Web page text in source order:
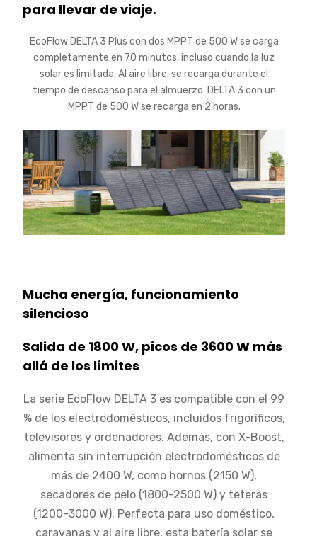
para llevar de viaje.
EcoFlow DELTA 3 Plus con dos MPPT de 500 W se carga
completamente en 70 minutos, incluso cuando la luz
solar es limitada. Al aire libre, se recarga durante el
tiempo de descanso para el almuerzo. DELTA 3 con un
MPPT de 500 W se recarga en 2 horas.
Mucha energía, funcionamiento
silencioso
Salida de 1800 W, picos de 3600 W más
allá de los límites
La serie EcoFlow DELTA 3 es compatible con el 99
% de los electrodomésticos, incluidos frigoríficos,
televisores y ordenadores. Además, con X-Boost,
alimenta sin interrupción electrodomésticos de
más de 2400 W, como hornos (2150 W),
secadores de pelo (1800-2500 W) y teteras
(1200-3000 W). Perfecta para uso doméstico,
caravanas y al aire libre, esta batería solar se